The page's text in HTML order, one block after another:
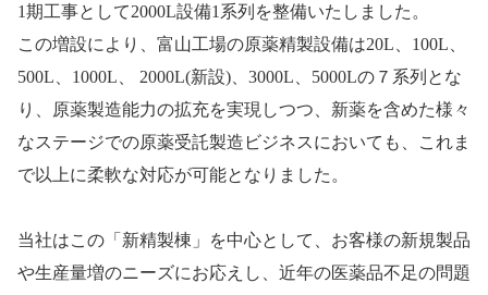
1期工事として2000L設備1 系列を整備いたしました。
この増設により、富山工場の原薬精製設備は20L 100L
500L
1000L 2000L(新設) 3000L 5000Lの７系列とな
り、
原薬製造能力の拡充を実現しつつ、新薬を含めた様々
なステージでの原薬受託製造ビジネスにおいても、これま
で以上に柔軟な対応が可能となりました。
当社はこの「新精製棟」を中心として、お客様の新規製品
や生産量増のニーズにお応えし、近年の医薬品不足の問題